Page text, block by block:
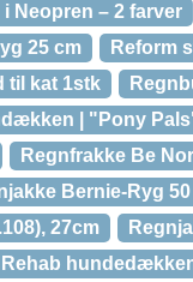
Neopren – 2 farver
25 cm
Reform
til kat 1stk
| "Pony
Regnfrakke Be
Bernie-Ryg
27cm
Rehab